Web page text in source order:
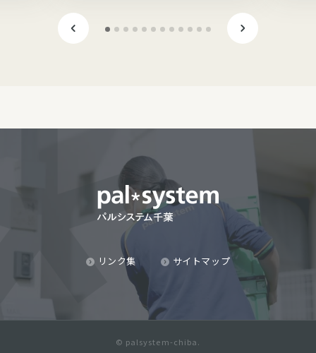
リンク集 サイトマップ
© palsystem-chiba.